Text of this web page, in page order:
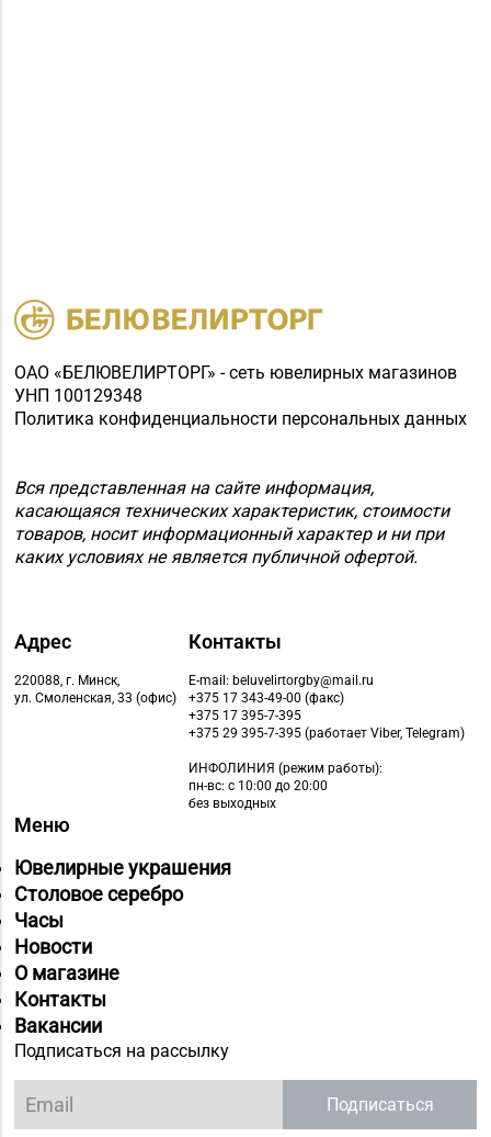
ОАО «БЕЛЮВЕЛИРТОРГ» - сеть ювелирных магазинов
УНП 100129348
Политика конфиденциальности персональных данных
Вся представленная на сайте информация,
касающаяся технических характеристик, стоимости
товаров, носит информационный характер и ни при
каких условиях не является публичной офертой.
Адрес
220088, г. Минск,
ул. Смоленская, 33 (офис)
Контакты
E-mail: beluvelirtorgby@mail.ru
+375 17 343-49-00 (факс)
+375 17 395-7-395
+375 29 395-7-395 (работает Viber, Telegram)
ИНФОЛИНИЯ (режим работы):
пн-вс: с 10:00 до 20:00
без выходных
Меню
Ювелирные украшения
Столовое серебро
Часы
Новости
О магазине
Контакты
Вакансии
Подписаться на рассылку
Подписаться